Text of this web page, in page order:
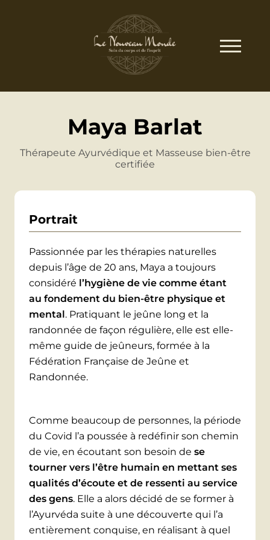
Maya Barlat
Thérapeute Ayurvédique et Masseuse bien-être
certifiée
Portrait
Passionnée par les thérapies naturelles
depuis l’âge de 20 ans, Maya a toujours
considéré l’hygiène de vie comme étant
au fondement du bien-être physique et
mental. Pratiquant le jeûne long et la
randonnée de façon régulière, elle est elle-
même guide de jeûneurs, formée à la
Fédération Française de Jeûne et
Randonnée.
Comme beaucoup de personnes, la période
du Covid l’a poussée à redéfinir son chemin
de vie, en écoutant son besoin de se
tourner vers l’être humain en mettant ses
qualités d’écoute et de ressenti au service
des gens. Elle a alors décidé de se former à
l’Ayurvéda suite à une découverte qui l’a
entièrement conquise, en réalisant à quel